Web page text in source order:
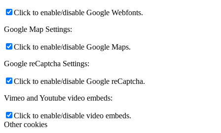
Click to enable/disable Google Webfonts.
Google Map Settings:
Click to enable/disable Google Maps.
Google reCaptcha Settings:
Click to enable/disable Google reCaptcha.
Vimeo and Youtube video embeds:
Click to enable/disable video embeds.
Other cookies